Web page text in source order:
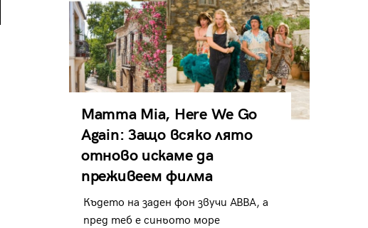
Mamma Mia, Here We Go
Again: Защо всяко лято
отново искаме да
преживеем филма
Където на заден фон звучи ABBA, а
пред теб е синьото море